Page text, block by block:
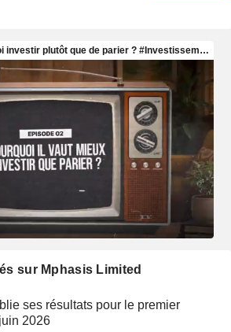
sur Mphasis Limited
ses résultats pour le premier
2026